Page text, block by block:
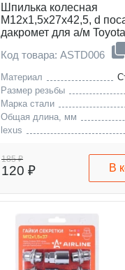
Шпилька колесная
M12x1,5x27x42,5, d
дакромет для а/м
Код товара: ASTD006
Материал
Размер резьбы
Марка стали
Общая длина, мм
lexus
toyota
185 ₽
120 ₽ В